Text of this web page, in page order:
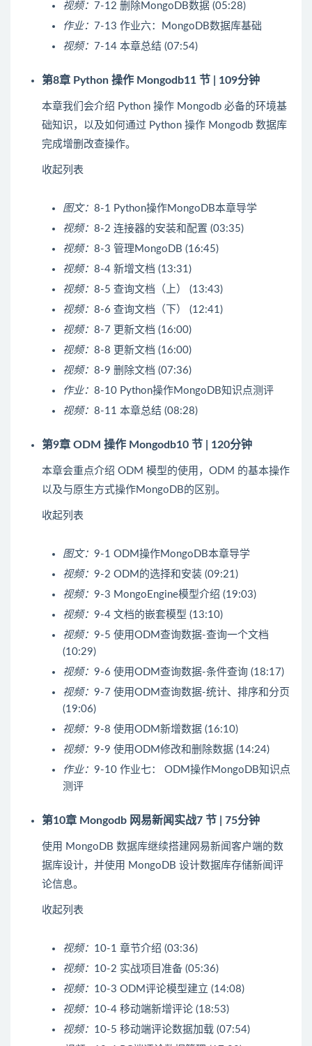
视频：
7-12 删除MongoDB数据 (05:28)
作业：
7-13 作业六：MongoDB数据库基础
视频：
7-14 本章总结 (07:54)
第8章 Python 操作 Mongodb11 节 | 109分钟
本章我们会介绍 Python 操作 Mongodb 必备的环境基
础知识，以及如何通过 Python 操作 Mongodb 数据库
完成增删改查操作。
收起列表
图文： 8-1 Python操作MongoDB本章导学
视频： 8-2 连接器的安装和配置 (03:35)
视频： 8-3 管理MongoDB (16:45)
视频： 8-4 新增文档 (13:31)
视频： 8-5 查询文档（上） (13:43)
视频： 8-6 查询文档（下） (12:41)
视频： 8-7 更新文档 (16:00)
视频： 8-8 更新文档 (16:00)
视频： 8-9 删除文档 (07:36)
作业： 8-10 Python操作MongoDB知识点测评
视频： 8-11 本章总结 (08:28)
第9章 ODM 操作 Mongodb10 节 | 120分钟
本章会重点介绍 ODM 模型的使用，ODM 的基本操作
以及与原生方式操作MongoDB的区别。
收起列表
图文： 9-1 ODM操作MongoDB本章导学
视频： 9-2 ODM的选择和安装 (09:21)
视频： 9-3 MongoEngine模型介绍 (19:03)
视频： 9-4 文档的嵌套模型 (13:10)
视频： 9-5 使用ODM查询数据-查询一个文档
(10:29)
视频： 9-6 使用ODM查询数据-条件查询 (18:17)
视频： 9-7 使用ODM查询数据-统计、排序和分页
(19:06)
视频： 9-8 使用ODM新增数据 (16:10)
视频： 9-9 使用ODM修改和删除数据 (14:24)
作业： 9-10 作业七： ODM操作MongoDB知识点
测评
第10章 Mongodb 网易新闻实战7 节 | 75分钟
使用 MongoDB 数据库继续搭建网易新闻客户端的数
据库设计，并使用 MongoDB 设计数据库存储新闻评
论信息。
收起列表
视频： 10-1 章节介绍 (03:36)
视频： 10-2 实战项目准备 (05:36)
视频： 10-3 ODM评论模型建立 (14:08)
视频： 10-4 移动端新增评论 (18:53)
视频： 10-5 移动端评论数据加载 (07:54)